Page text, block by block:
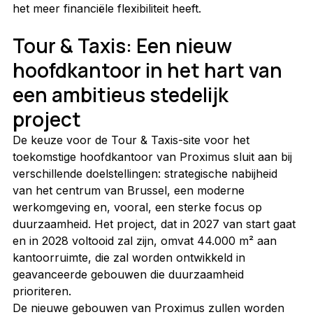
het meer financiële flexibiliteit heeft.
Tour & Taxis: Een nieuw
hoofdkantoor in het hart van
een ambitieus stedelijk
project
De keuze voor de Tour & Taxis-site voor het
toekomstige hoofdkantoor van Proximus sluit aan bij
verschillende doelstellingen: strategische nabijheid
van het centrum van Brussel, een moderne
werkomgeving en, vooral, een sterke focus op
duurzaamheid. Het project, dat in 2027 van start gaat
en in 2028 voltooid zal zijn, omvat 44.000 m² aan
kantoorruimte, die zal worden ontwikkeld in
geavanceerde gebouwen die duurzaamheid
prioriteren.
De nieuwe gebouwen van Proximus zullen worden